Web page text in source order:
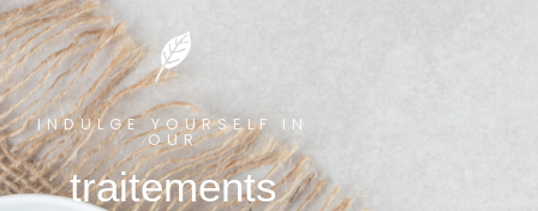
INDULGE YOURSELF IN
OUR
traitements